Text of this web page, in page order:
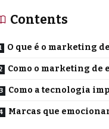
Contents
O que é o marketing
Como o marketing de
Como a tecnologia
Marcas que